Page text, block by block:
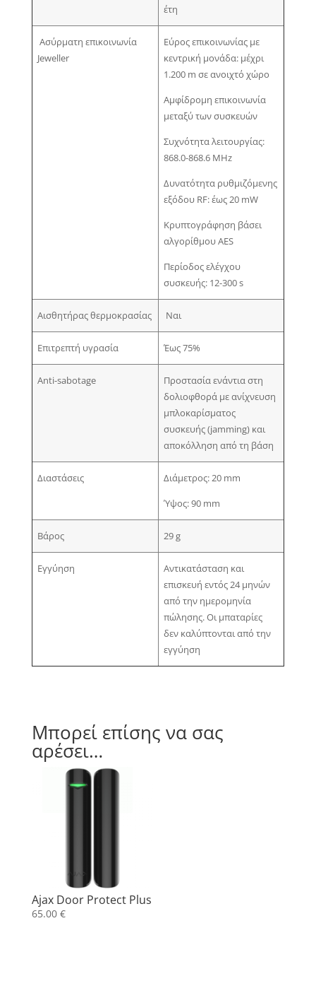
έτη
Ασύρματη επικοινωνία
Jeweller
Εύρος επικοινωνίας με
κεντρική μονάδα: μέχρι
1.200 m σε ανοιχτό χώρο
Αμφίδρομη επικοινωνία
μεταξύ των συσκευών
Συχνότητα λειτουργίας:
868.0-868.6 MHz
Δυνατότητα ρυθμιζόμενης
εξόδου RF: έως 20 mW
Κρυπτογράφηση βάσει
αλγορίθμου AES
Περίοδος ελέγχου
συσκευής: 12-300 s
Αισθητήρας θερμοκρασίας Ναι
Επιτρεπτή υγρασία Έως 75%
Anti-sabotage
Προστασία ενάντια στη
δολιοφθορά με ανίχνευση
μπλοκαρίσματος
συσκευής (jamming) και
αποκόλληση από τη βάση
Διαστάσεις
Διάμετρος: 20 mm
Ύψος: 90 mm
Βάρος 29 g
Εγγύηση
Αντικατάσταση και
επισκευή εντός 24 μηνών
από την ημερομηνία
πώλησης. Οι μπαταρίες
δεν καλύπτονται από την
εγγύηση
Μπορεί επίσης να σας
αρέσει…
Ajax Door Protect Plus
65.00 €